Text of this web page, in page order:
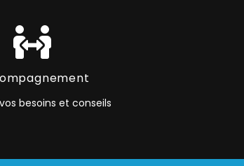
besoins et conseils